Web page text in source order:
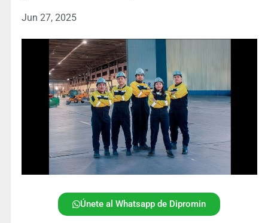
Jun 27, 2025
Únete al Whatsapp de Dipromin